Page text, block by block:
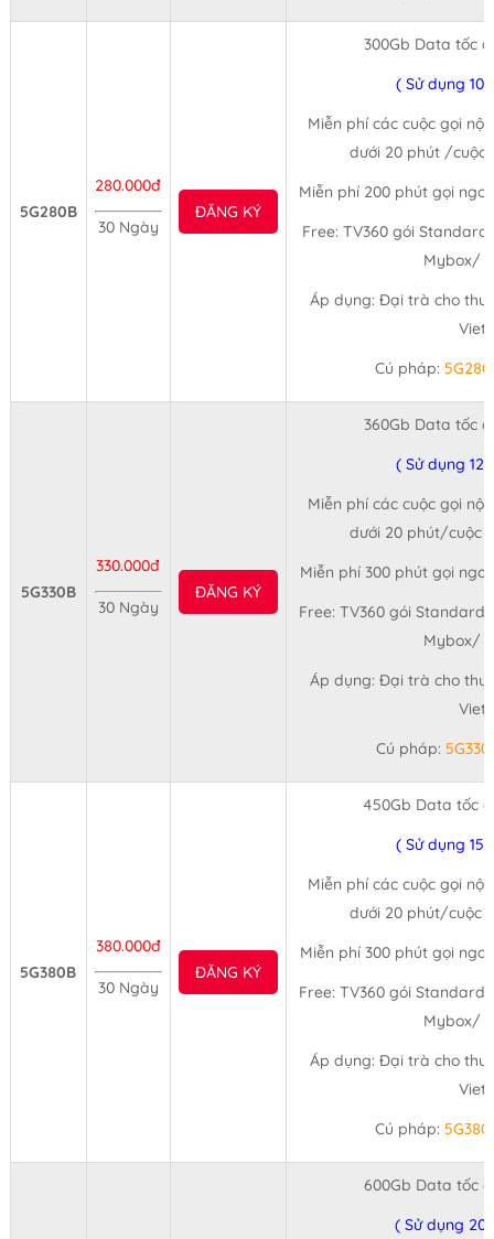
5G280B
280.000đ
30 Ngày
ĐĂNG KÝ
300Gb Data tốc
( Sử dụng
Miễn phí các cuộc gọi
dưới 20 phút /cuộc
Miễn phí 200 phút gọi
Free: TV360 gói
Mybox/
Áp dụng: Đại trà cho
Cú pháp:
5G330B
330.000đ
30 Ngày
ĐĂNG KÝ
360Gb Data tốc
( Sử dụng
Miễn phí các cuộc gọi
dưới 20 phút/cuộc
Miễn phí 300 phút gọi
Free: TV360 gói Standard
Mybox/
Áp dụng: Đại trà cho
Cú pháp:
5G380B
380.000đ
30 Ngày
ĐĂNG KÝ
450Gb Data tốc
( Sử dụng
Miễn phí các cuộc gọi
dưới 20 phút/cuộc
Miễn phí 300 phút gọi
Free: TV360 gói Standard
Mybox/
Áp dụng: Đại trà cho
Cú pháp:
600Gb Data tốc
( Sử dụng